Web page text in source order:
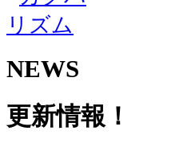
NEWS
更新情報！